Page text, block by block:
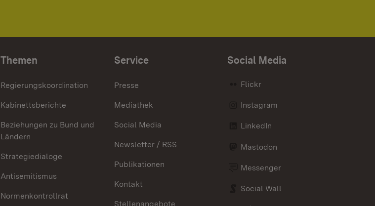
Themen
Regierungskoordination
Kabinettsberichte
Beziehungen zu Bund und
Ländern
Strategiedialoge
Antisemitismus
Normenkontrollrat
Service
Presse
Mediathek
Social Media
Newsletter / RSS
Publikationen
Kontakt
Stellenangebote
Social Media
Flickr
Instagram
LinkedIn
Mastodon
Messenger
Social Wall